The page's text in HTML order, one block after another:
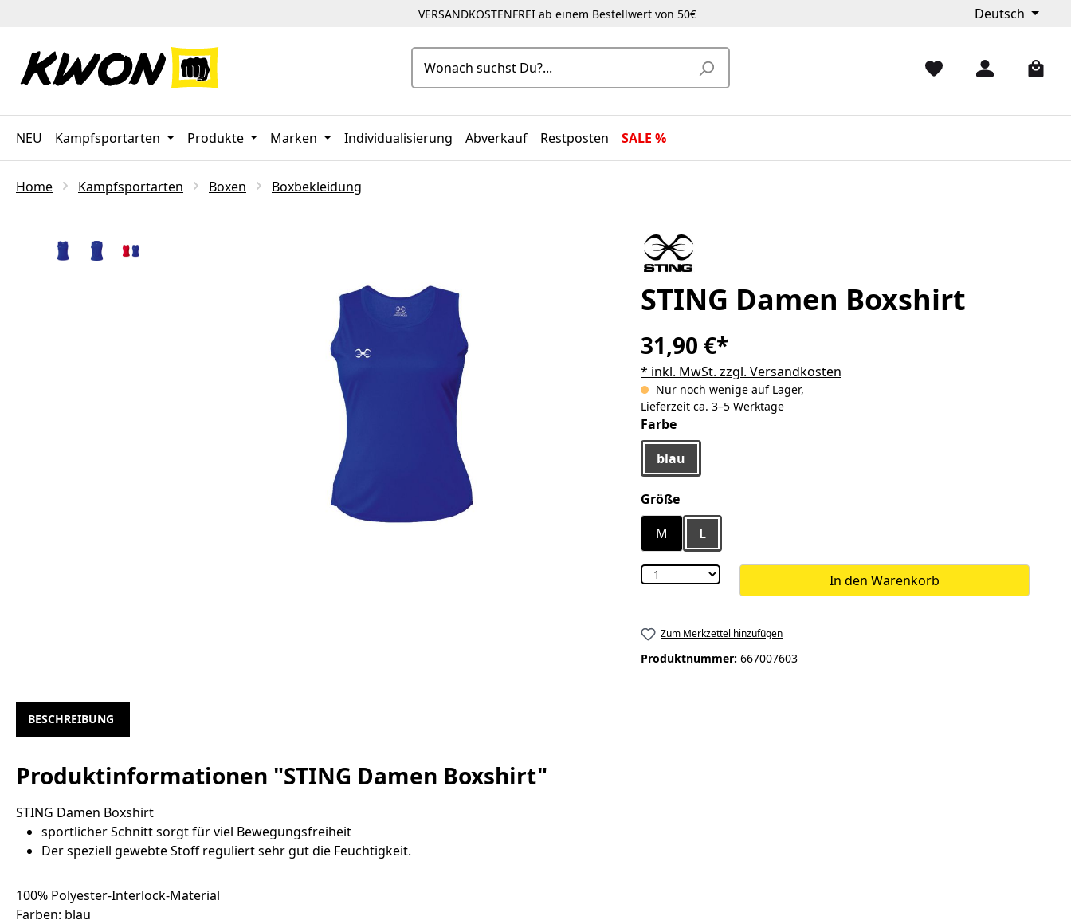
VERSANDKOSTENFREI ab einem Bestellwert von 50€ Deutsch
NEU Kampfsportarten Produkte Marken Individualisierung Abverkauf Restposten SALE %
Home Kampfsportarten Boxen Boxbekleidung
STING Damen Boxshirt
31,90 €*
* inkl. MwSt. zzgl. Versandkosten
Nur noch wenige auf Lager,
Lieferzeit ca. 3–5 Werktage
Farbeauswählen
blau
Größeauswählen
M
L
In den Warenkorb
Zum Merkzettel hinzufügen
Produktnummer: 667007603
BESCHREIBUNG
Produktinformationen "STING Damen Boxshirt"
STING Damen Boxshirt
sportlicher Schnitt sorgt für viel Bewegungsfreiheit
Der speziell gewebte Stoff reguliert sehr gut die Feuchtigkeit.
100% Polyester-Interlock-Material
Farben: blau